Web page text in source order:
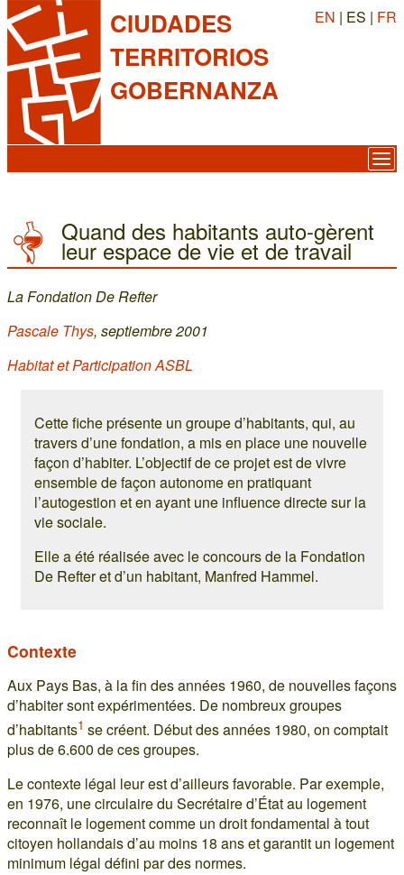
CIUDADES
TERRITORIOS
GOBERNANZA
EN | ES | FR
Quand des habitants auto-gèrent
leur espace de vie et de travail
La Fondation De Refter
Pascale Thys, septiembre 2001
Habitat et Participation ASBL
Cette fiche présente un groupe d’habitants, qui, au
travers d’une fondation, a mis en place une nouvelle
façon d’habiter. L’objectif de ce projet est de vivre
ensemble de façon autonome en pratiquant
l’autogestion et en ayant une influence directe sur la
vie sociale.
Elle a été réalisée avec le concours de la Fondation
De Refter et d’un habitant, Manfred Hammel.
Contexte
Aux Pays Bas, à la fin des années 1960, de nouvelles façons
d’habiter sont expérimentées. De nombreux groupes
d’habitants1 se créent. Début des années 1980, on comptait
plus de 6.600 de ces groupes.
Le contexte légal leur est d’ailleurs favorable. Par exemple,
en 1976, une circulaire du Secrétaire d’État au logement
reconnaît le logement comme un droit fondamental à tout
citoyen hollandais d’au moins 18 ans et garantit un logement
minimum légal défini par des normes.